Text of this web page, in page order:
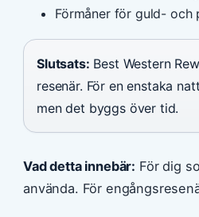
Förmåner för guld- och
Slutsats: Best Western
resenär. För en enstaka
men det byggs över tid.
Vad detta innebär: För dig
använda. För